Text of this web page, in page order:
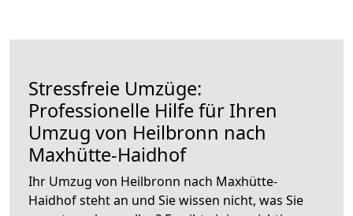
Stressfreie Umzüge:
Professionelle Hilfe für Ihren
Umzug von Heilbronn nach
Maxhütte-Haidhof
Ihr Umzug von Heilbronn nach Maxhütte-
Haidhof steht an und Sie wissen nicht, was Sie